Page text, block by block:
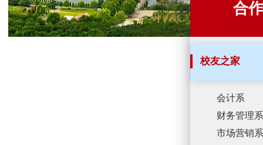
合
校友之家
会计系
财务管理系
市场营销系